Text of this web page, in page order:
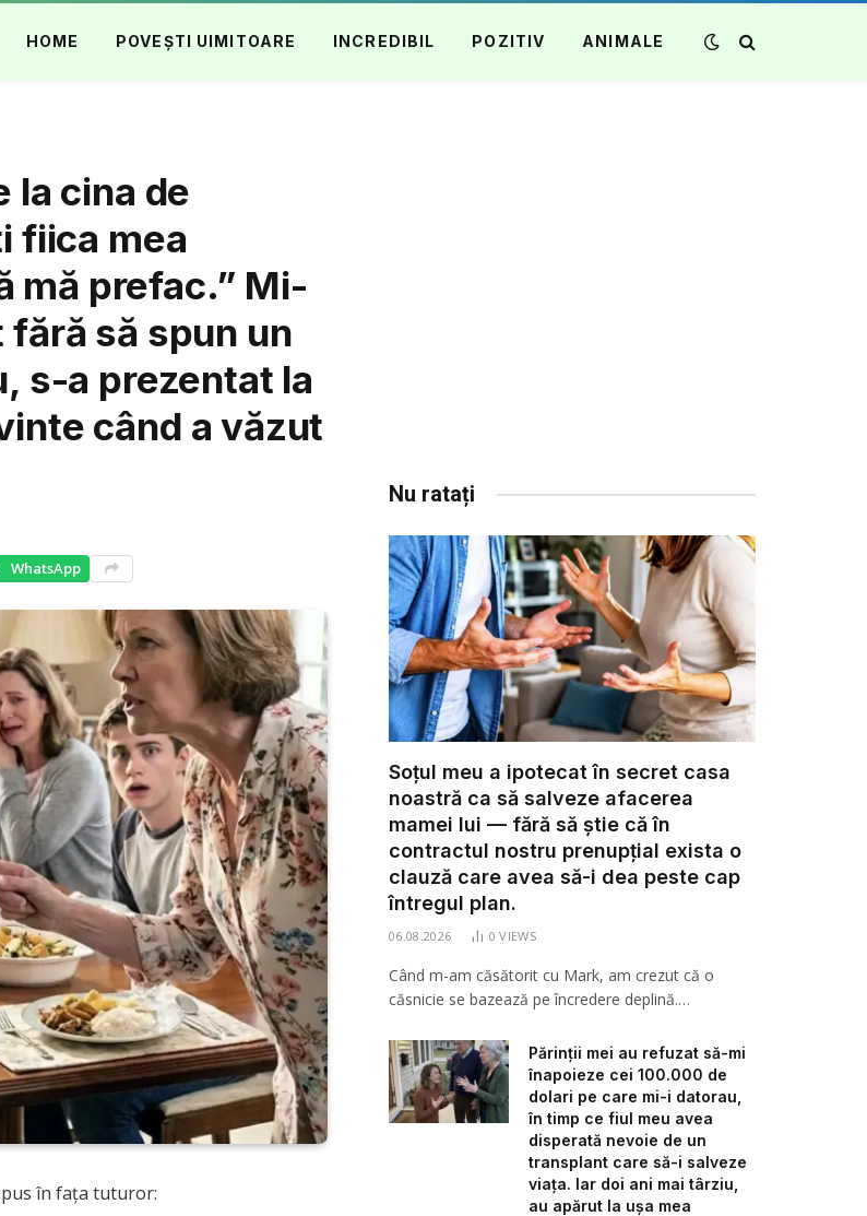
HOME POVEȘTI UIMITOARE INCREDIBIL POZITIV ANIMALE
la cina de
fiica mea
mă prefac.” Mi-
să spun un
s-a prezentat la
când a văzut
WhatsApp
în fața tuturor:
Nu ratați
Soțul meu a ipotecat în secret casa
noastră ca să salveze afacerea
mamei lui — fără să știe că în
contractul nostru prenupțial exista o
clauză care avea să-i dea peste cap
întregul plan.
06.08.2026 0VIEWS
Când m-am căsătorit cu Mark, am crezut că o
căsnicie se bazează pe încredere deplină.…
Părinții mei au refuzat să-mi
înapoieze cei 100.000 de
dolari pe care mi-i datorau,
în timp ce fiul meu avea
disperată nevoie de un
transplant care să-i salveze
viața. Iar doi ani mai târziu,
au apărut la ușa mea